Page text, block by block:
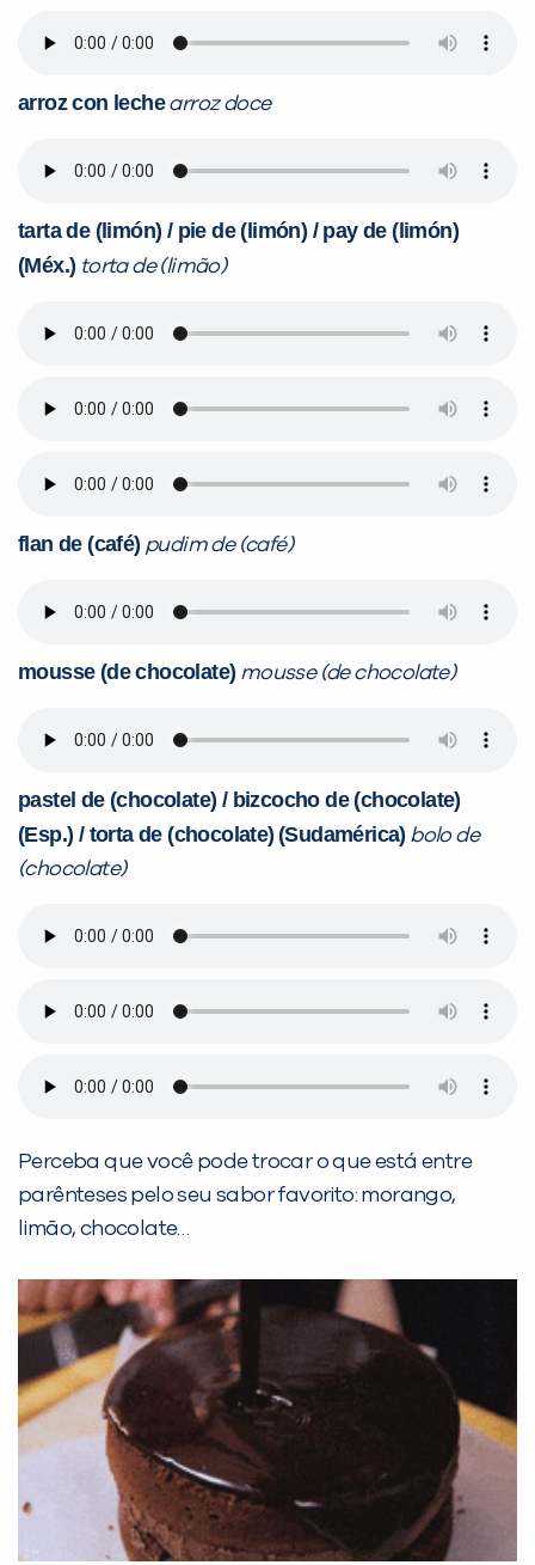
arroz con leche arroz doce
tarta de (limón) / pie de (limón) / pay de (limón)
(Méx.) torta de (limão)
flan de (café) pudim de (café)
mousse (de chocolate) mousse (de chocolate)
pastel de (chocolate) / bizcocho de (chocolate)
(Esp.) / torta de (chocolate) (Sudamérica) bolo de
(chocolate)
Perceba que você pode trocar o que está entre
parênteses pelo seu sabor favorito: morango,
limão, chocolate…